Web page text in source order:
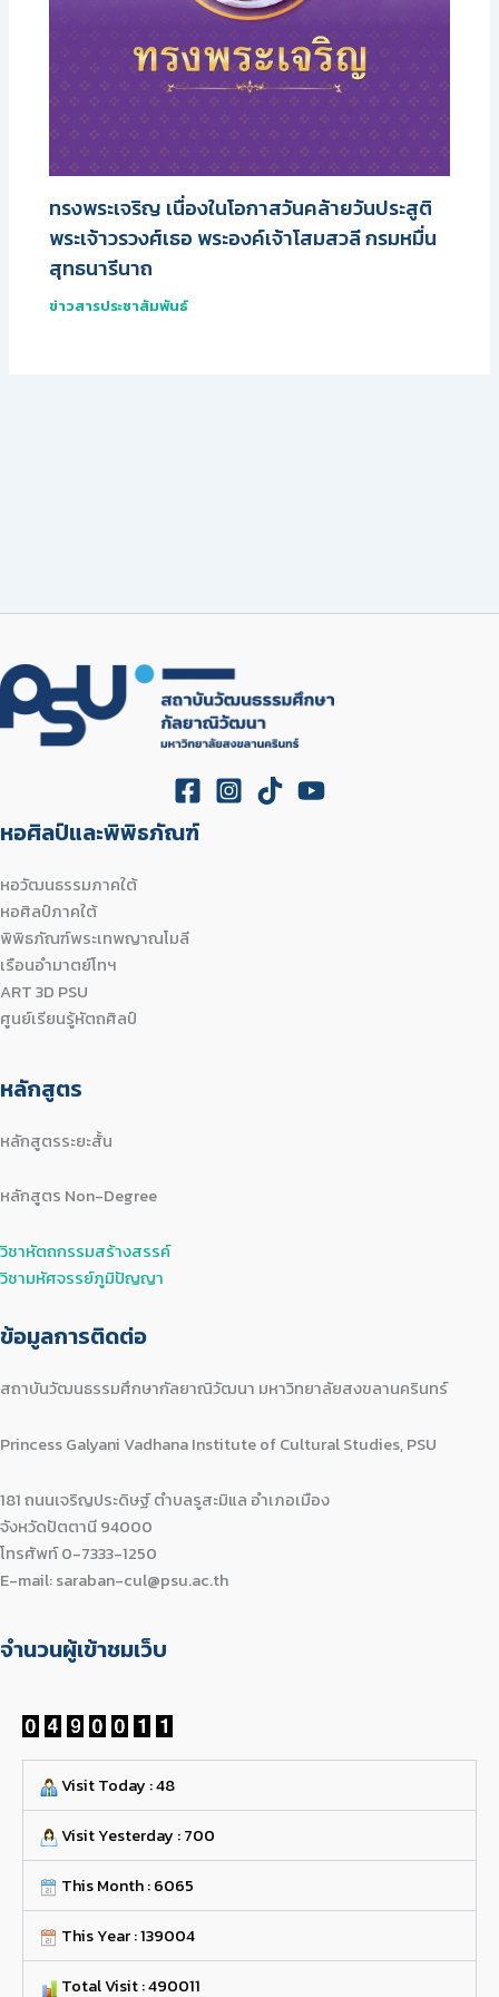
ทรงพระเจริญ เนื่องในโอกาสวันคล้ายวันประสูติ
พระเจ้าวรวงศ์เธอ พระองค์เจ้าโสมสวลี กรมหมื่น
สุทธนารีนาถ
ข่าวสารประชาสัมพันธ์
หอศิลป์และพิพิธภัณฑ์
หอวัฒนธรรมภาคใต้
หอศิลป์ภาคใต้
พิพิธภัณฑ์พระเทพญาณโมลี
เรือนอำมาตย์โทฯ
ART 3D PSU
ศูนย์เรียนรู้หัตถศิลป์
หลักสูตร
หลักสูตรระยะสั้น
หลักสูตร Non-Degree
วิชาหัตถกรรมสร้างสรรค์
วิชามหัศจรรย์ภูมิปัญญา
ข้อมูลการติดต่อ
สถาบันวัฒนธรรมศึกษากัลยาณิวัฒนา มหาวิทยาลัยสงขลานครินทร์
Princess Galyani Vadhana Institute of Cultural Studies, PSU
181 ถนนเจริญประดิษฐ์ ตำบลรูสะมิแล อำเภอเมือง
จังหวัดปัตตานี 94000
โทรศัพท์ 0-7333-1250
E-mail: saraban-cul@psu.ac.th
จำนวนผู้เข้าชมเว็บ
Visit Today : 48
Visit Yesterday : 700
This Month : 6065
This Year : 139004
Total Visit : 490011